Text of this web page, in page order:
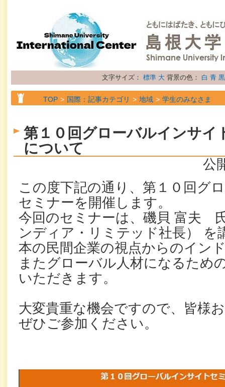
文字サイズ： 標準 大 背景の色： 白 青 黒
TOP 国際：記事カテゴリ 地域 学生のみなさま
TOP 国際：記事カテゴリ 地域 研究者のみなさま
TOP 国際：記事カテゴリ 属性 お知らせ
第１０回グローバルインサイ
について
公
この度下記の通り、第１０回グ
セミナーを開催します。
今回のセミナーは、磯貝 富夫
ンディア・リミテッド社長） を
本の民間企業の視点からのイン
またグローバル人材になるため
いただきます。
大変貴重な機会ですので、皆様
ぜひご参加ください。